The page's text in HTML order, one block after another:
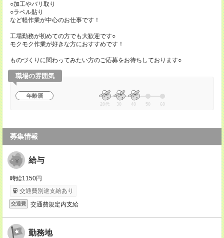
○加工やバリ取り
○ラベル貼り
など軽作業が中心のお仕事です！
工場勤務が初めての方でも大歓迎です○
モクモク作業が好きな方におすすめです！
ものづくりに関わってみたい方のご応募をお待ちしております○
職場の雰囲気
年齢層
20代 30 40 50 60
募集情報
給与
時給1150円
交通費別途支給あり
交通費 交通費規定内支給
勤務地